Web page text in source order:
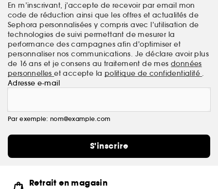
En m’inscrivant, j’accepte de recevoir par email mon
code de réduction ainsi que les offres et actualités de
Sephora personnalisées y compris avec l’utilisation de
technologies de suivi permettant de mesurer la
performance des campagnes afin d'optimiser et
personnaliser nos communications. Je déclare avoir plus
de 16 ans et je consens au traitement de mes données
personnelleset accepte la politique de confidentialité .
Adresse e-mail
Par exemple: nom@example.com
S'inscrire
Retrait en magasin